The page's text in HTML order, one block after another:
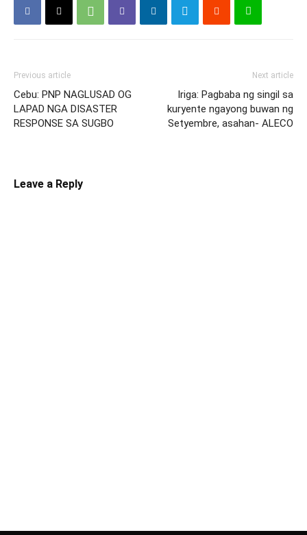
Previous article
Cebu: PNP NAGLUSAD OG
LAPAD NGA DISASTER
RESPONSE SA SUGBO
Next article
Iriga: Pagbaba ng singil sa
kuryente ngayong buwan ng
Setyembre, asahan- ALECO
Leave a Reply